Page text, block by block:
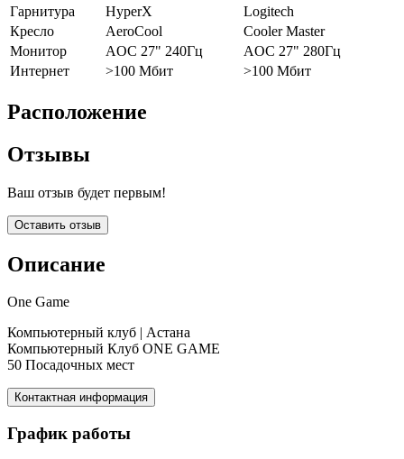
Гарнитура
HyperX
Logitech
Кресло
AeroCool
Cooler Master
Монитор
AOC 27" 240Гц
AOC 27" 280Гц
Интернет
>100 Мбит >100 Мбит
Расположение
Отзывы
Ваш отзыв будет первым!
Оставить отзыв
Описание
One Game
Компьютерный клуб | Астана
Компьютерный Клуб ONE GAME
50 Посадочных мест
Контактная информация
График работы